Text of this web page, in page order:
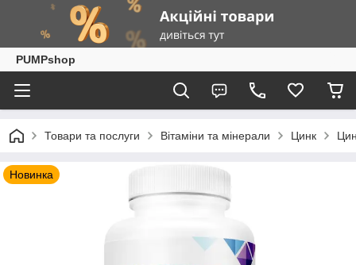
PUMPshop
Товари та послуги Вітаміни та мінерали Цинк
Новинка